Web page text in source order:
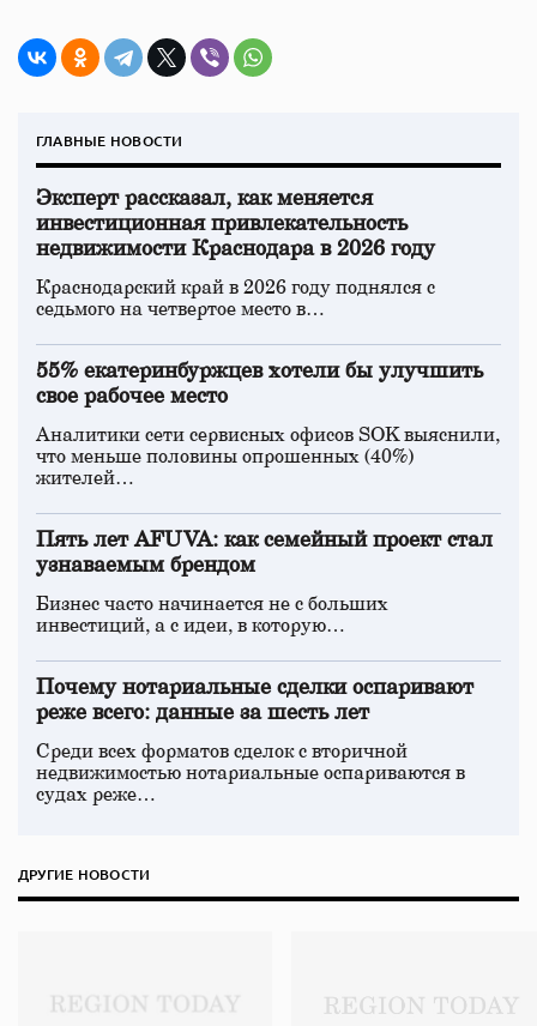
ГЛАВНЫЕ НОВОСТИ
Эксперт рассказал, как меняется
инвестиционная привлекательность
недвижимости Краснодара в 2026 году
Краснодарский край в 2026 году поднялся с
седьмого на четвертое место в…
55% екатеринбуржцев хотели бы улучшить
свое рабочее место
Аналитики сети сервисных офисов SOK выяснили,
что меньше половины опрошенных (40%)
жителей…
Пять лет AFUVA: как семейный проект стал
узнаваемым брендом
Бизнес часто начинается не с больших
инвестиций, а с идеи, в которую…
Почему нотариальные сделки оспаривают
реже всего: данные за шесть лет
Среди всех форматов сделок с вторичной
недвижимостью нотариальные оспариваются в
судах реже…
ДРУГИЕ НОВОСТИ